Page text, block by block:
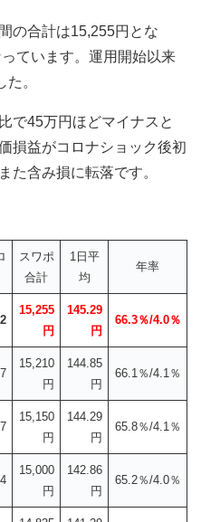
の合計は15,255円とな
ています。運用開始以来
。
で45万円ほどマイナスと
損益がコロナショック後初
た含み損に転落です。
スワポ
合計
1日平
均
年率
15,255
円
145.29
円
66.3％/4.0％
15,210
円
144.85
円
66.1％/4.1％
15,150
円
144.29
円
65.8％/4.1％
15,000
円
142.86
円
65.2％/4.0％